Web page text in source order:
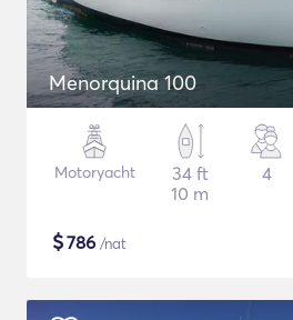
Menorquina 100
Motoryacht
34 ft
10 m
4
$786 /nat